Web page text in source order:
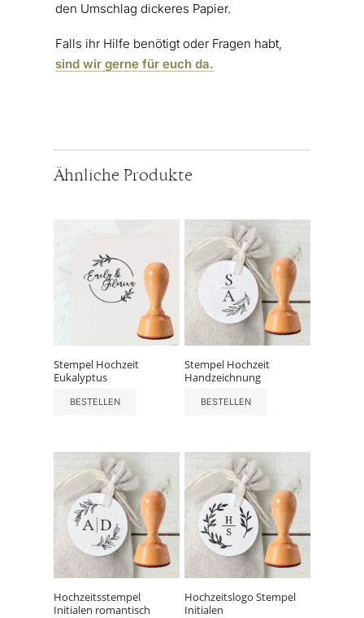
den Umschlag dickeres Papier.
Falls ihr Hilfe benötigt oder Fragen habt,
sind wir gerne für euch da.
Ähnliche Produkte
Stempel Hochzeit
Eukalyptus
BESTELLEN
Stempel Hochzeit
Handzeichnung
BESTELLEN
Hochzeitsstempel
Initialen romantisch
Hochzeitslogo Stempel
Initialen